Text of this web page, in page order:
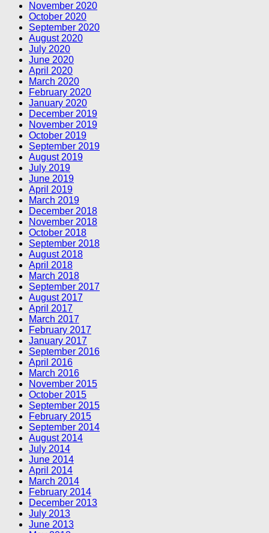
November 2020
October 2020
September 2020
August 2020
July 2020
June 2020
April 2020
March 2020
February 2020
January 2020
December 2019
November 2019
October 2019
September 2019
August 2019
July 2019
June 2019
April 2019
March 2019
December 2018
November 2018
October 2018
September 2018
August 2018
April 2018
March 2018
September 2017
August 2017
April 2017
March 2017
February 2017
January 2017
September 2016
April 2016
March 2016
November 2015
October 2015
September 2015
February 2015
September 2014
August 2014
July 2014
June 2014
April 2014
March 2014
February 2014
December 2013
July 2013
June 2013